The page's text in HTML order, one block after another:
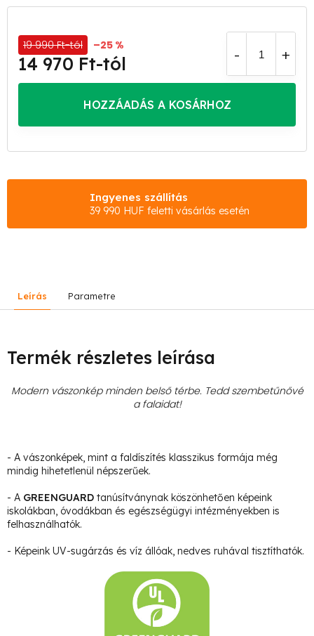
19 990 Ft-tól –25 %
14 970 Ft-tól
HOZZÁADÁS A KOSÁRHOZ
Ingyenes szállítás
39 990 HUF feletti vásárlás esetén
Leírás Parametre
Termék részletes leírása
Modern vászonkép minden belső térbe. Tedd szembetűnővé
a falaidat!
- A vászonképek, mint a faldíszítés klasszikus formája még
mindig hihetetlenül népszerűek.
- A GREENGUARD tanúsítványnak köszönhetően képeink
iskolákban, óvodákban és egészségügyi intézményekben is
felhasználhatók.
- Képeink UV-sugárzás és víz állóak, nedves ruhával tisztíthatók.